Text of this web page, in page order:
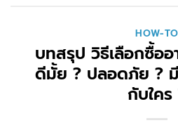
HOW-TO
บทสรุป วิธีเลือกซื้ออ
ดีมั้ย ? ปลอดภัย ?
กับใคร